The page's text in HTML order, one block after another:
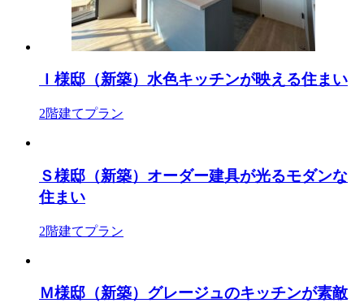
Ｉ様邸（新築）水色キッチンが映える住まい
2階建てプラン
Ｓ様邸（新築）オーダー建具が光るモダンな
住まい
2階建てプラン
Ｍ様邸（新築）グレージュのキッチンが素敵